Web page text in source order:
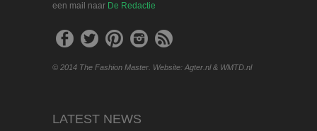
een mail naar De Redactie
© 2014 The Fashion Master. Website: Agter.nl & WMTD.nl
LATEST NEWS